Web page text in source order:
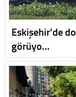
Eskişehir'de
görüyo…